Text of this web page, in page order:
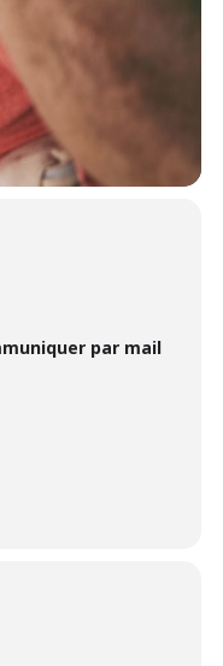
par mail